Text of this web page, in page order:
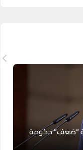
“ضعف” حكومة